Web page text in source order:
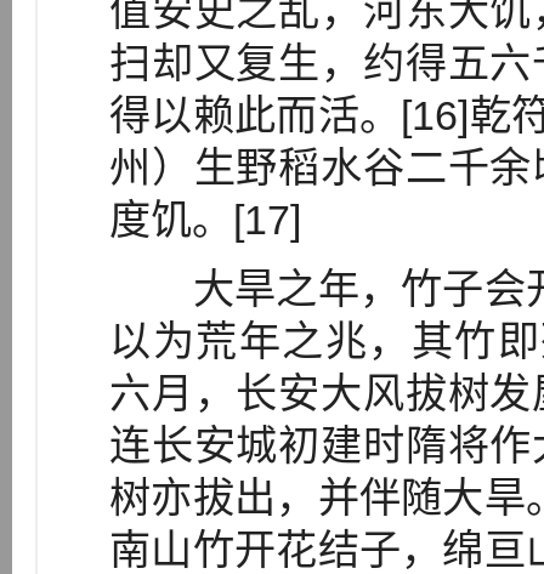
值安史之乱，河东大
扫却又复生，约得五
得以赖此而活。[16]乾
州）生野稻水谷二千
度饥。[17]
大旱之年，竹子会
以为荒年之兆，其竹
六月，长安大风拔树
连长安城初建时隋将
树亦拔出，并伴随大旱
南山竹开花结子，绵亘